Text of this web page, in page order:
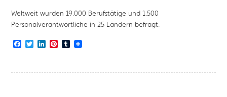
Weltweit wurden 19.000 Berufstätige und 1.500
Personalverantwortliche in 25 Ländern befragt.
Facebook
TwitterLinkedIn
Pinterest
Tumblr